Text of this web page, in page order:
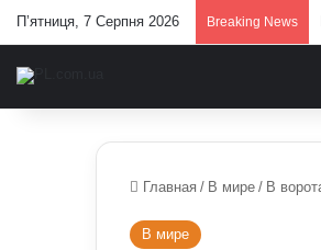
П’ятниця, 7 Серпня 2026 Breaking News
Главная / В мире / В
В мире